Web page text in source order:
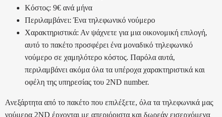
Κόστος: 9€ ανά μήνα
Περιλαμβάνει: Ένα τηλεφωνικό νούμερο
Χαρακτηριστικά: Αν ψάχνετε για μια οικονομική επιλογή,
αυτό το πακέτο προσφέρει ένα μοναδικό τηλεφωνικό
νούμερο σε χαμηλότερο κόστος. Παρόλα αυτά,
περιλαμβάνει ακόμα όλα τα υπέροχα χαρακτηριστικά και
οφέλη της υπηρεσίας του 2ND number.
Ανεξάρτητα από το πακέτο που επιλέξετε, όλα τα τηλεφωνικά μας
νούμερα 2ND έρχονται με απεριόριστα και δωρεάν εισερχόμενα